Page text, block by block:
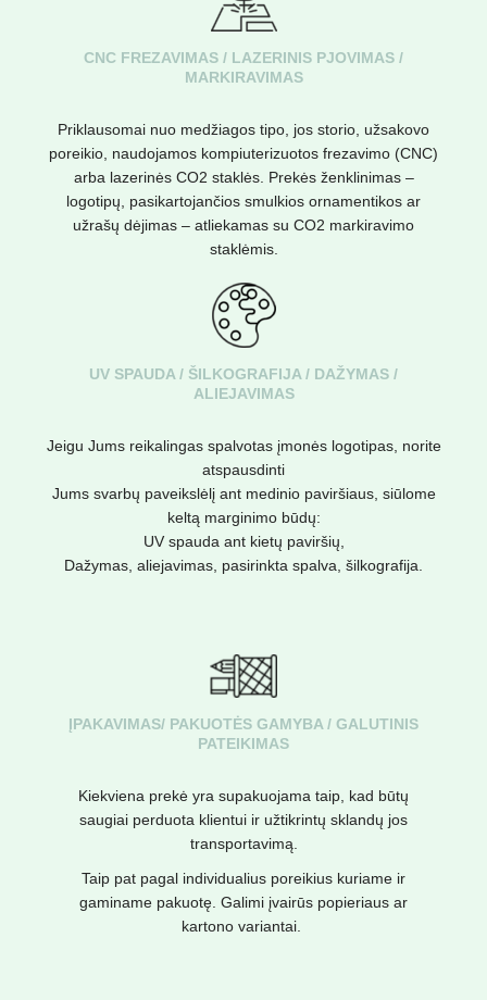
CNC FREZAVIMAS / LAZERINIS PJOVIMAS /
MARKIRAVIMAS
Priklausomai nuo medžiagos tipo, jos storio, užsakovo
poreikio, naudojamos kompiuterizuotos frezavimo (CNC)
arba lazerinės CO2 staklės. Prekės ženklinimas –
logotipų, pasikartojančios smulkios ornamentikos ar
užrašų dėjimas – atliekamas su CO2 markiravimo
staklėmis.
UV SPAUDA / ŠILKOGRAFIJA / DAŽYMAS /
ALIEJAVIMAS
Jeigu Jums reikalingas spalvotas įmonės logotipas, norite
atspausdinti
Jums svarbų paveikslėlį ant medinio paviršiaus, siūlome
keltą marginimo būdų:
UV spauda ant kietų paviršių,
Dažymas, aliejavimas, pasirinkta spalva, šilkografija.
ĮPAKAVIMAS/ PAKUOTĖS GAMYBA / GALUTINIS
PATEIKIMAS
Kiekviena prekė yra supakuojama taip, kad būtų
saugiai perduota klientui ir užtikrintų sklandų jos
transportavimą.
Taip pat pagal individualius poreikius kuriame ir
gaminame pakuotę. Galimi įvairūs popieriaus ar
kartono variantai.